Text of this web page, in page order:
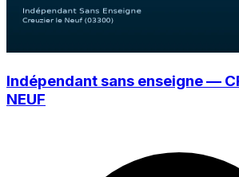
Indépendant sans enseigne —
NEUF